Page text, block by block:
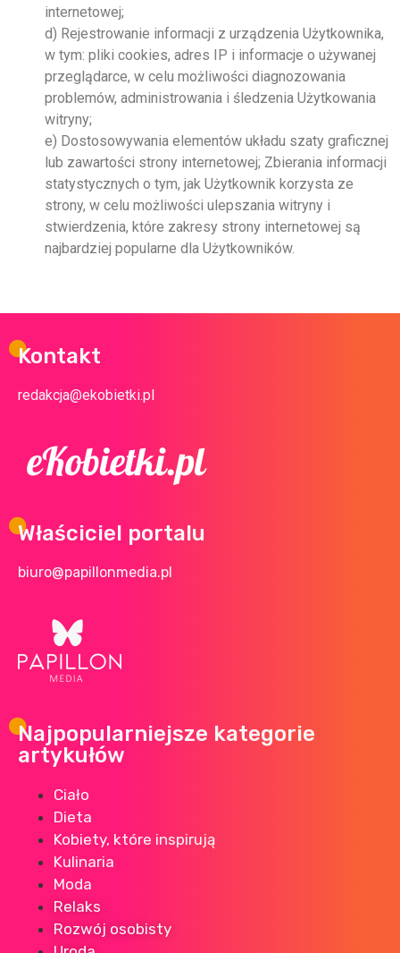
internetowej;
d) Rejestrowanie informacji z urządzenia Użytkownika,
w tym: pliki cookies, adres IP i informacje o używanej
przeglądarce, w celu możliwości diagnozowania
problemów, administrowania i śledzenia Użytkowania
witryny;
e) Dostosowywania elementów układu szaty graficznej
lub zawartości strony internetowej; Zbierania informacji
statystycznych o tym, jak Użytkownik korzysta ze
strony, w celu możliwości ulepszania witryny i
stwierdzenia, które zakresy strony internetowej są
najbardziej popularne dla Użytkowników.
Kontakt
redakcja@ekobietki.pl
Właściciel portalu
biuro@papillonmedia.pl
Najpopularniejsze kategorie
artykułów
Ciało
Dieta
Kobiety, które inspirują
Kulinaria
Moda
Relaks
Rozwój osobisty